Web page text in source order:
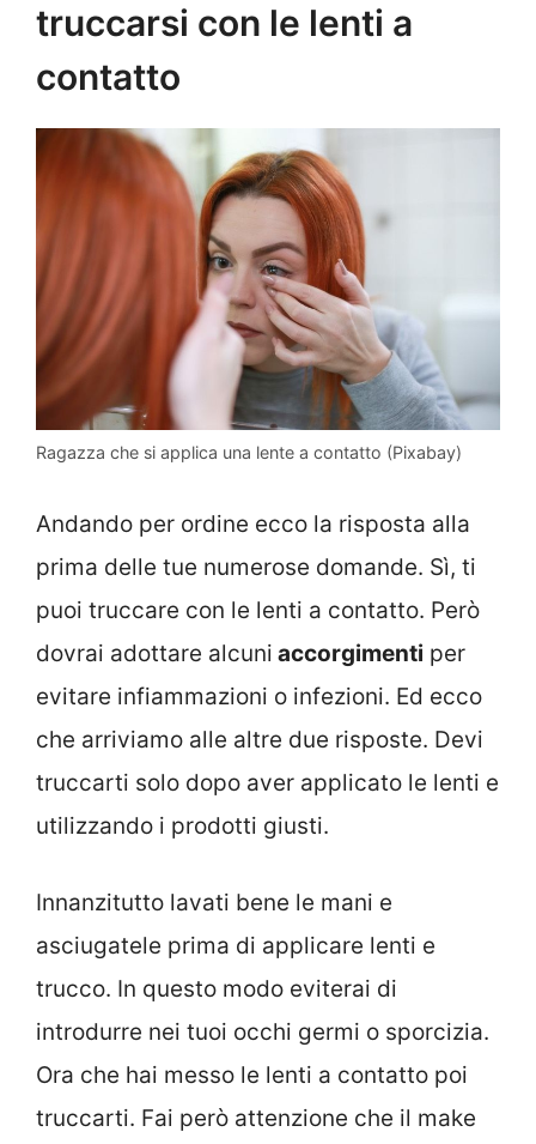
truccarsi con le lenti a
contatto
Ragazza che si applica una lente a contatto (Pixabay)
Andando per ordine ecco la risposta alla
prima delle tue numerose domande. Sì, ti
puoi truccare con le lenti a contatto. Però
dovrai adottare alcuni accorgimenti per
evitare infiammazioni o infezioni. Ed ecco
che arriviamo alle altre due risposte. Devi
truccarti solo dopo aver applicato le lenti e
utilizzando i prodotti giusti.
Innanzitutto lavati bene le mani e
asciugatele prima di applicare lenti e
trucco. In questo modo eviterai di
introdurre nei tuoi occhi germi o sporcizia.
Ora che hai messo le lenti a contatto poi
truccarti. Fai però attenzione che il make